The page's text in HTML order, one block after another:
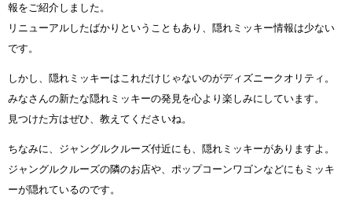
報をご紹介しました。
リニューアルしたばかりということもあり、隠れミッキー情報は少ない
です。
しかし、隠れミッキーはこれだけじゃないのがディズニークオリティ。
みなさんの新たな隠れミッキーの発見を心より楽しみにしています。
見つけた方はぜひ、教えてくださいね。
ちなみに、ジャングルクルーズ付近にも、隠れミッキーがありますよ。
ジャングルクルーズの隣のお店や、ポップコーンワゴンなどにもミッキ
ーが隠れているのです。